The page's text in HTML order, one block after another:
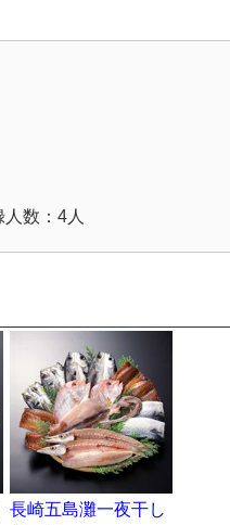
数：4人
長崎五島灘一夜干し